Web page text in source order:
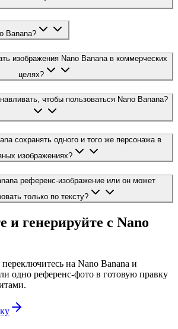
Banana?
изображения Nano Banana в коммерческих
целях?
чтобы пользоваться Nano Banana?
сохранять одного и того же персонажа в
изображениях?
референс-изображение или он может
только по тексту?
и генерируйте с Nano
на Nano Banana и
одно референс-фото в готовую правку